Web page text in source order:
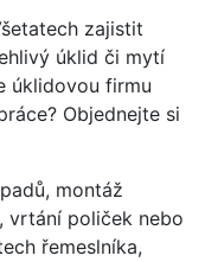
zajistit
úklid či mytí
úklidovou firmu
Objednejte si
montáž
vrtání poliček nebo
řemeslníka,